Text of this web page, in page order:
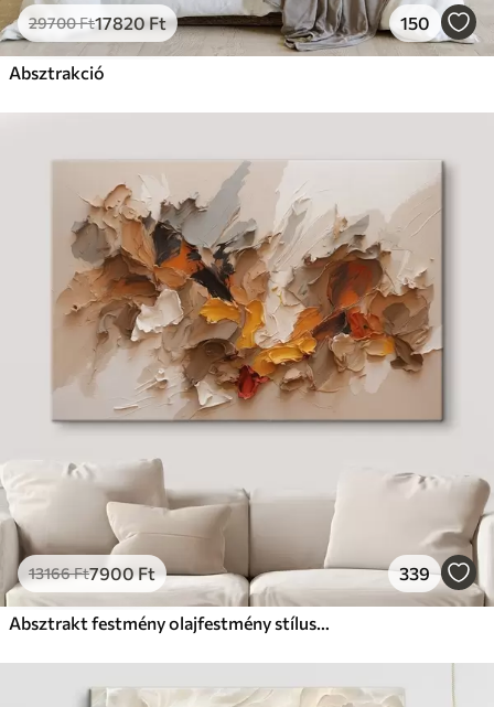
29700Ft17820Ft 150
Absztrakció
13166Ft7900Ft 339
Absztrakt festmény olajfestmény stílusban